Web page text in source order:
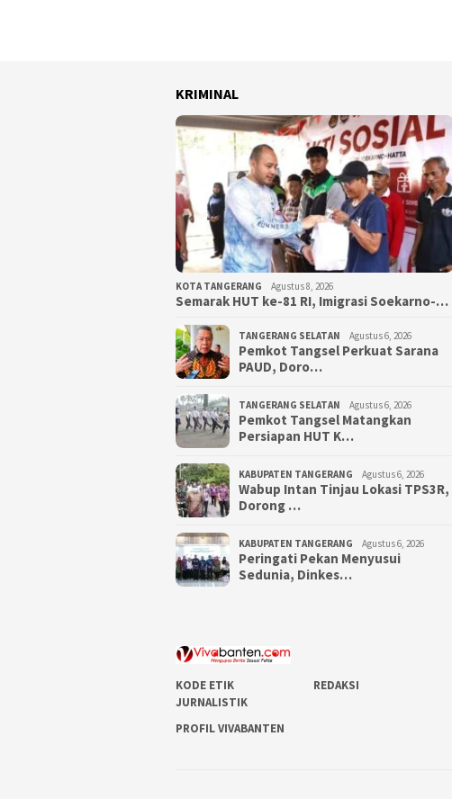
KRIMINAL
KOTA TANGERANG Agustus 8, 2026
Semarak HUT ke-81 RI, Imigrasi Soekarno-…
TANGERANG SELATAN Agustus 6, 2026
Pemkot Tangsel Perkuat Sarana
PAUD, Doro…
TANGERANG SELATAN Agustus 6, 2026
Pemkot Tangsel Matangkan
Persiapan HUT K…
KABUPATEN TANGERANG Agustus 6, 2026
Wabup Intan Tinjau Lokasi TPS3R,
Dorong …
KABUPATEN TANGERANG Agustus 6, 2026
Peringati Pekan Menyusui
Sedunia, Dinkes…
KODE ETIK
JURNALISTIK
REDAKSI
PROFIL VIVABANTEN